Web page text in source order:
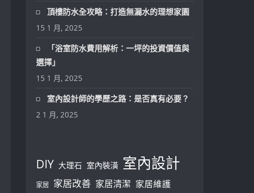
頂樓防水全攻略：打造無漏水的理想家園
15 1 月, 2025
「浴室防水費用解析：一坪的投資價值與
選擇」
15 1 月, 2025
室內設計師的學歷之路：是否真有必要？
2 1 月, 2025
DIY 大理石 室內裝潢 室內設計
家居 家居改善 家居清潔 家居維護